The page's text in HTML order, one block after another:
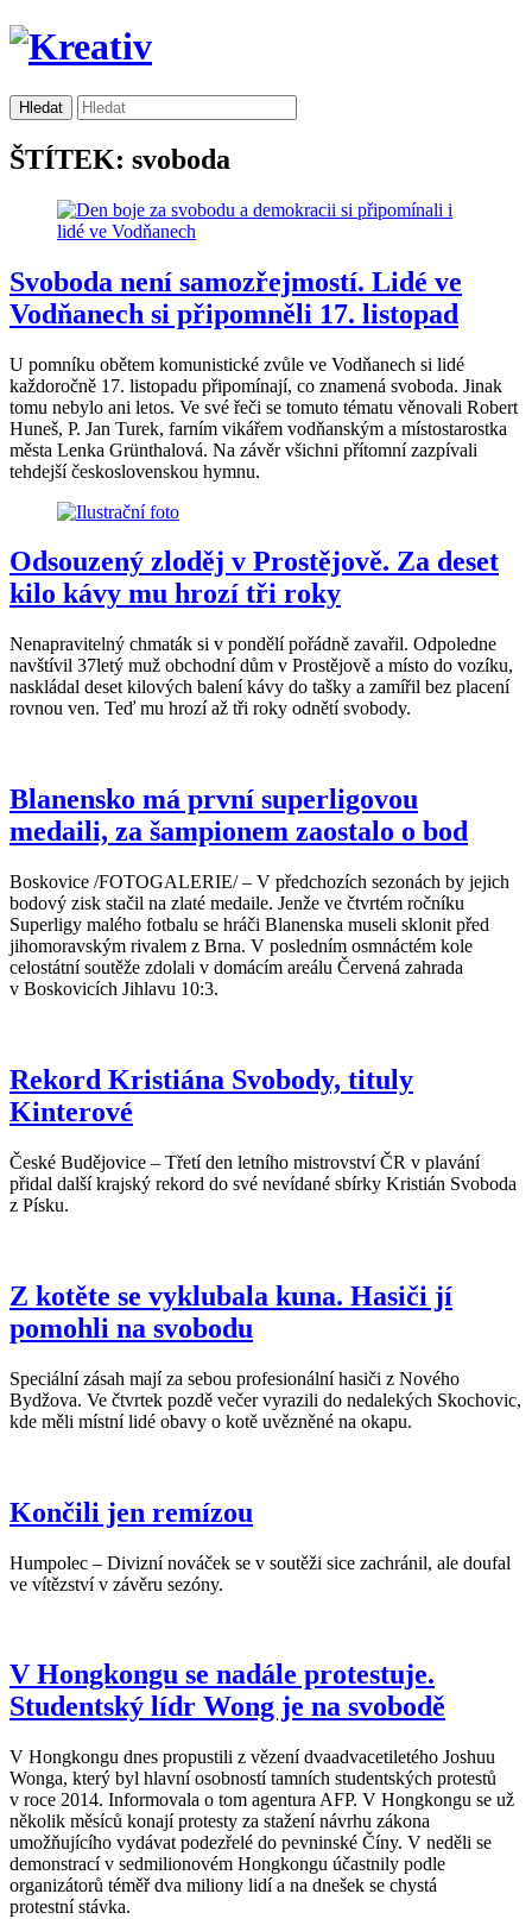
ŠTÍTEK: svoboda
Svoboda není samozřejmostí. Lidé ve
Vodňanech si připomněli 17. listopad
U pomníku obětem komunistické zvůle ve Vodňanech si lidé
každoročně 17. listopadu připomínají, co znamená svoboda. Jinak
tomu nebylo ani letos. Ve své řeči se tomuto tématu věnovali Robert
Huneš, P. Jan Turek, farním vikářem vodňanským a místostarostka
města Lenka Grünthalová. Na závěr všichni přítomní zazpívali
tehdejší československou hymnu.
Odsouzený zloděj v Prostějově. Za deset
kilo kávy mu hrozí tři roky
Nenapravitelný chmaták si v pondělí pořádně zavařil. Odpoledne
navštívil 37letý muž obchodní dům v Prostějově a místo do vozíku,
naskládal deset kilových balení kávy do tašky a zamířil bez placení
rovnou ven. Teď mu hrozí až tři roky odnětí svobody.
Blanensko má první superligovou
medaili, za šampionem zaostalo o bod
Boskovice /FOTOGALERIE/ – V předchozích sezonách by jejich
bodový zisk stačil na zlaté medaile. Jenže ve čtvrtém ročníku
Superligy malého fotbalu se hráči Blanenska museli sklonit před
jihomoravským rivalem z Brna. V posledním osmnáctém kole
celostátní soutěže zdolali v domácím areálu Červená zahrada
v Boskovicích Jihlavu 10:3.
Rekord Kristiána Svobody, tituly
Kinterové
České Budějovice – Třetí den letního mistrovství ČR v plavání
přidal další krajský rekord do své nevídané sbírky Kristián Svoboda
z Písku.
Z kotěte se vyklubala kuna. Hasiči jí
pomohli na svobodu
Speciální zásah mají za sebou profesionální hasiči z Nového
Bydžova. Ve čtvrtek pozdě večer vyrazili do nedalekých Skochovic,
kde měli místní lidé obavy o kotě uvězněné na okapu.
Končili jen remízou
Humpolec – Divizní nováček se v soutěži sice zachránil, ale doufal
ve vítězství v závěru sezóny.
V Hongkongu se nadále protestuje.
Studentský lídr Wong je na svobodě
V Hongkongu dnes propustili z vězení dvaadvacetiletého Joshuu
Wonga, který byl hlavní osobností tamních studentských protestů
v roce 2014. Informovala o tom agentura AFP. V Hongkongu se už
několik měsíců konají protesty za stažení návrhu zákona
umožňujícího vydávat podezřelé do pevninské Číny. V neděli se
demonstrací v sedmilionovém Hongkongu účastnily podle
organizátorů téměř dva miliony lidí a na dnešek se chystá
protestní stávka.